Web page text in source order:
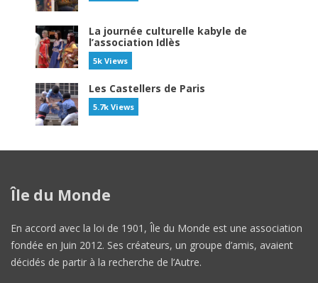
La journée culturelle kabyle de
l’association Idlès
5k Views
Les Castellers de Paris
5.7k Views
Île du Monde
En accord avec la loi de 1901, Île du Monde est une association
fondée en Juin 2012. Ses créateurs, un groupe d’amis, avaient
décidés de partir à la recherche de l’Autre.